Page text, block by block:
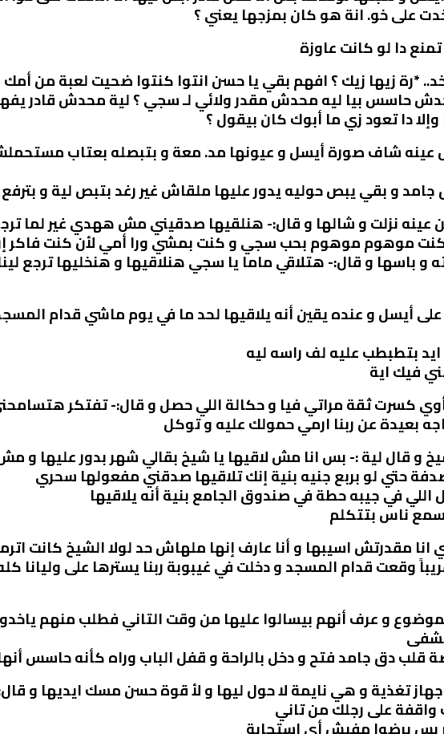
على خو. انة هو كان بمزجها يعني ؟
دا لو كانت عاوزة
*رة زيها زيك ؟ افهم بقي يا حسن انتوا كنتوا ضحيت لعبة من
حاسس بيا ليه محدش مقدر ولائي لـ سجي ؟ لية محدش قادر
دا تعود زي ما أبوك كان بيقول ؟
شاف صورة أيسل و عيونها مد. معة و بتبصله بعتاب مستحملش
و بقي يبص حوليه يدور عليها ملقاش غير رغد بتبص لية و بترفع
نزلت و شالها و قال:- هنلقيها صدقيني مش ههدي غير لما
موهوم موهوم بحب سجي و كنت بمشي ورا أمي لأن كنت
و باسها و قال:- هتلاقي ماما يا سجي هنلاقيها و هنخليها ترجع
أيسل و عنده يقين أنه يلاقيها لحد ما في يوم ماشي قدام
بتطبطب عليه لف راسه ليه
فيك اية
كسرت ثقة مراتي فيا و حكالة اللي حصل و قال:- تفتكر
بعيدة عن ربنا ارمي حمولك عليه و توكل
و قال لية :- بس انا مش لاقيها يا شيخ بقالي شهر بدور عليها و
حتي لو بربع جنيه بنية إنك تلاقيها صدقني مفعولها سحري
في جيبه حطة في صندوق الجامع بنية أنه يلاقيها
ناس بتتكلم
انا مقدرتش اسيبها و أنا عارف إنها ملهاش حد لولا الشيخ كانت
وقعت قدام المسجد و دخلت في غيبوبة ربنا يسترها على وليانا كله
و عرف أنهم بيسالوا عليها من وقت التاني فطلب منهم
قلب دق جامد فتح و دخل بالراحة و قفل الباب وراه كأنه حاسس
تغذية و هي نايمة لا حول ليها و لأ قوة حسن مسك ايديها و
على رجلك من تاني